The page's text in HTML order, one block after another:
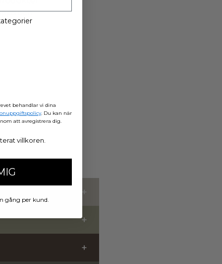
och
på
behandlar vi dina
. Du kan när
att avregistrera dig.
villkoren.
gång per kund.